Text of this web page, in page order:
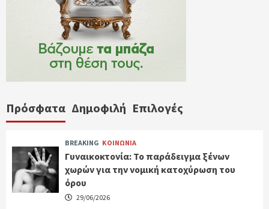
Πρόσφατα Δημοφιλή Επιλογές
BREAKING ΚΟΙΝΩΝΙΑ
Γυναικοκτονία: Το παράδειγμα ξένων
χωρών για την νομική κατοχύρωση του
όρου
29/06/2026